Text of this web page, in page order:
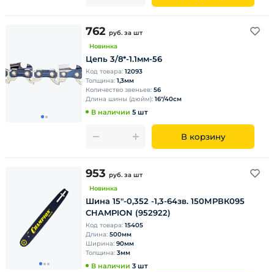
762 руб. за шт
Новинка
Цепь 3/8*-1.1мм-56
Код товара: 12093
Толщина: 1,3мм
Количество звеньев: 56
Длина шины (дюйм): 16"/40см
В наличии 5 шт
В корзину
953 руб. за шт
Новинка
Шина 15"-0,352 -1,3-64зв. 150МРВК095
CHAMPION (952922)
Код товара: 15405
Длина: 500мм
Ширина: 90мм
Толщина: 3мм
В наличии 3 шт